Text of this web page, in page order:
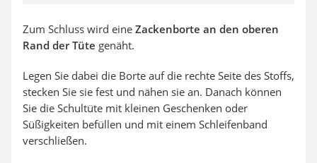
Zum Schluss wird eine Zackenborte an den oberen
Rand der Tüte genäht.
Legen Sie dabei die Borte auf die rechte Seite des Stoffs,
stecken Sie sie fest und nähen sie an. Danach können
Sie die Schultüte mit kleinen Geschenken oder
Süßigkeiten befüllen und mit einem Schleifenband
verschließen.